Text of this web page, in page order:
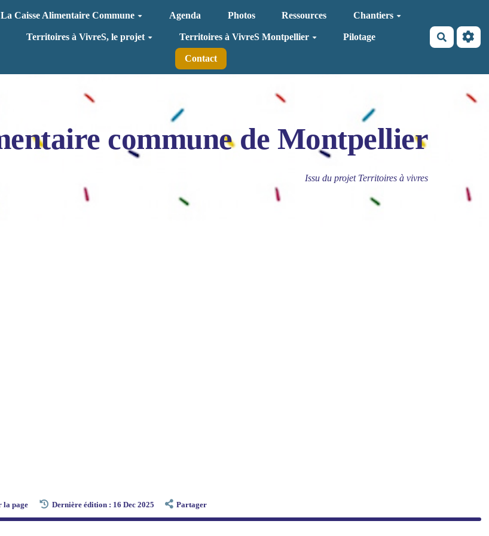
La Caisse Alimentaire Commune Agenda Photos Ressources Chantiers
Territoires à VivreS, le projet Territoires à VivreS Montpellier Pilotage
Contact
commune de Montpellier
Issu du projet Territoires à vivres
la page Dernière édition : 16 Dec 2025 Partager